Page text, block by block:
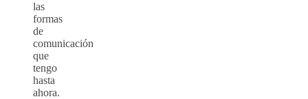
las
formas
de
comunicación
que
tengo
hasta
ahora.